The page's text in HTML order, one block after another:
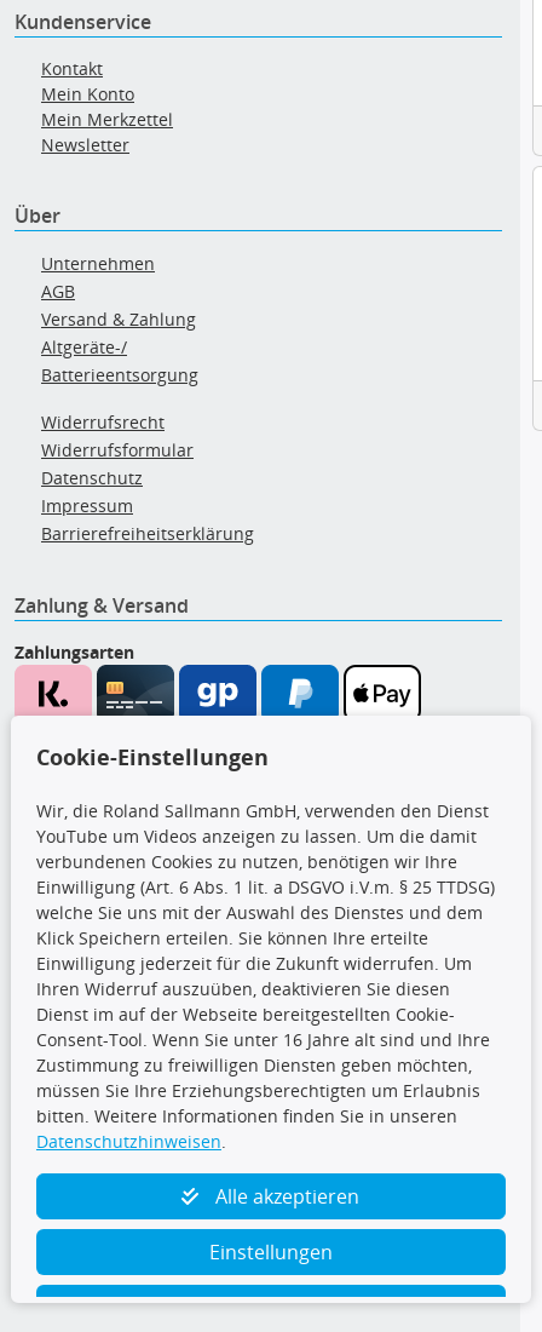
Kundenservice
Kontakt
Mein Konto
Mein Merkzettel
Newsletter
Über
Unternehmen
AGB
Versand & Zahlung
Altgeräte-/
Batterieentsorgung
Widerrufsrecht
Widerrufsformular
Datenschutz
Impressum
Barrierefreiheitserklärung
Zahlung & Versand
Zahlungsarten
CARAT Gruppe
Folge uns
TecDoc Inside
Cookie-Einstellungen
Wir, die Roland Sallmann GmbH, verwenden den Dienst
YouTube um Videos anzeigen zu lassen. Um die damit
verbundenen Cookies zu nutzen, benötigen wir Ihre
Einwilligung (Art. 6 Abs. 1 lit. a DSGVO i.V.m. § 25 TTDSG)
welche Sie uns mit der Auswahl des Dienstes und dem
Klick Speichern erteilen. Sie können Ihre erteilte
Einwilligung jederzeit für die Zukunft widerrufen. Um
Ihren Widerruf auszuüben, deaktivieren Sie diesen
Dienst im auf der Webseite bereitgestellten Cookie-
Consent-Tool. Wenn Sie unter 16 Jahre alt sind und Ihre
Zustimmung zu freiwilligen Diensten geben möchten,
müssen Sie Ihre Erziehungsberechtigten um Erlaubnis
bitten. Weitere Informationen finden Sie in unseren
Datenschutzhinweisen
Alle akzeptieren
Einstellungen
Ablehnen